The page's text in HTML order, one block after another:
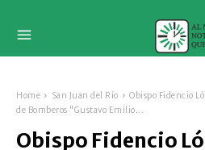
Home San Juan del Río
Obispo Fidencio
de Bomberos "Gustavo Emilio...
Obispo Fidencio